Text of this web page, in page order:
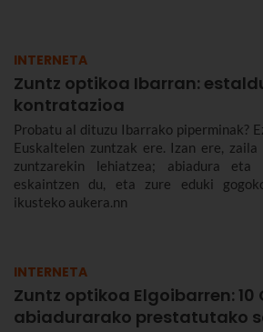
INTERNETA
Zuntz optikoa Ibarran:
kontratazioa
Probatu al dituzu Ibarrako piperminak?
Euskaltelen zuntzak ere. Izan ere,
zuntzarekin lehiatzea; abiadura eta
eskaintzen du, eta zure eduki
ikusteko aukera.nn
INTERNETA
Zuntz optikoa Elgoibarren:
abiadurarako prestatutako